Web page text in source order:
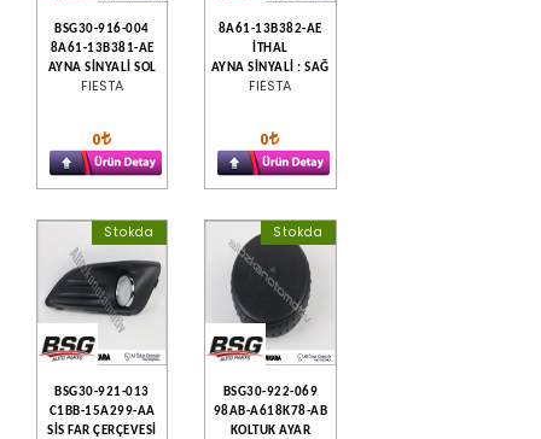
BSG30-916-004
8A61-13B381-AE
AYNA SİNYALİ SOL
FIESTA
0
8A61-13B382-AE
İTHAL
AYNA SİNYALİ : SAĞ
FIESTA
0
Stokda
BSG30-921-013
C1BB-15A299-AA
SİS FAR ÇERÇEVESİ
Stokda
BSG30-922-069
98AB-A618K78-AB
KOLTUK AYAR